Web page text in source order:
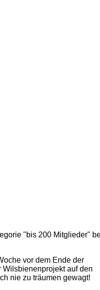
"bis 200 Mitglieder"
vor dem Ende der
auf den
nie zu träumen gewagt!